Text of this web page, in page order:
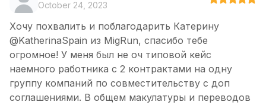
October 24, 2023
Хочу похвалить и поблагодарить Катерину
@KatherinaSpain из MigRun, спасибо тебе
огромное! У меня был не оч типовой кейс
наемного работника с 2 контрактами на одну
группу компаний по совместительству с доп
соглашениями. В общем макулатуры и переводов